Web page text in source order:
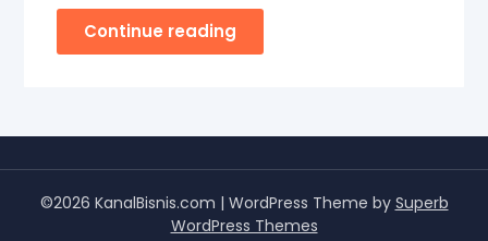
Continue reading
©2026 KanalBisnis.com | WordPress Theme by Superb
WordPress Themes